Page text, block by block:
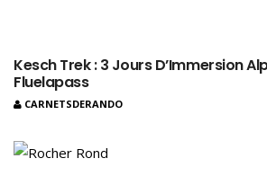
Kesch Trek : 3 Jours D’Immersion
Fluelapass
CARNETSDERANDO